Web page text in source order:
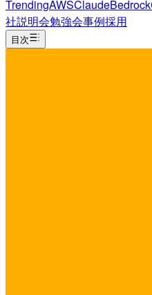
TrendingAWSClaudeBedrock
社説明会勉強会事例採用
目次